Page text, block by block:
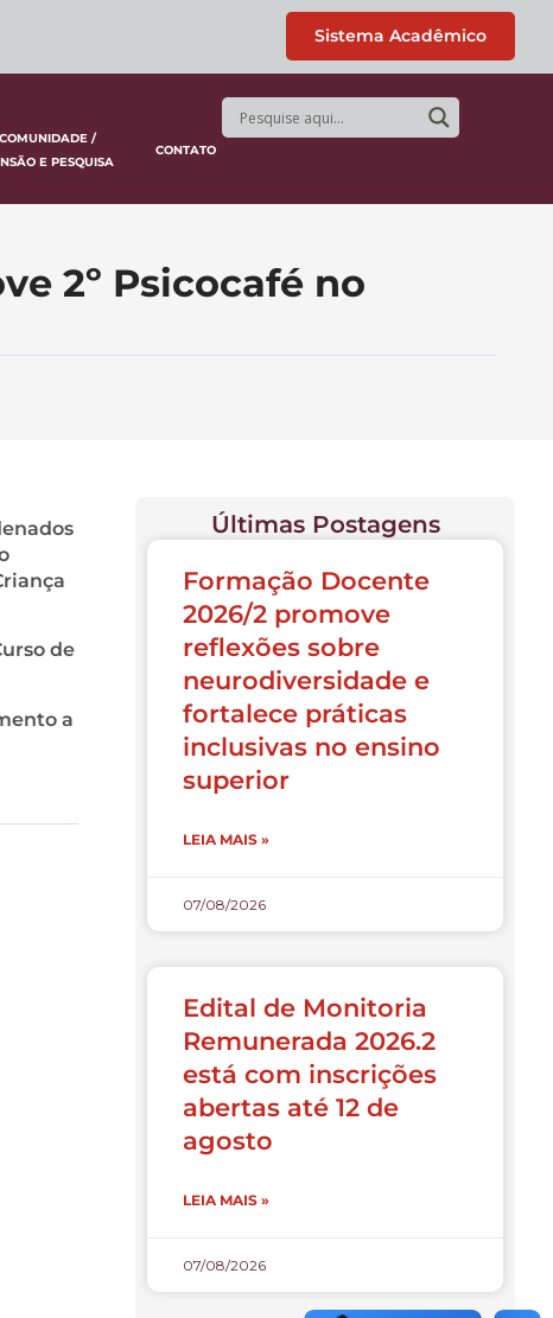
Sistema Acadêmico
/
E PESQUISA
CONTATO
2º Psicocafé no
de
a
Últimas Postagens
Formação Docente
2026/2 promove
reflexões sobre
neurodiversidade e
fortalece práticas
inclusivas no ensino
superior
LEIA MAIS »
07/08/2026
Edital de Monitoria
Remunerada 2026.2
está com inscrições
abertas até 12 de
agosto
LEIA MAIS »
07/08/2026